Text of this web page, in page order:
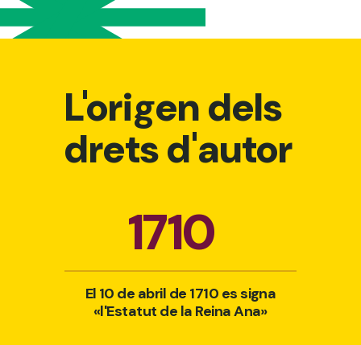
L'origen dels
drets d'autor
1710
El 10 de abril de 1710 es signa
«l'Estatut de la Reina Ana»